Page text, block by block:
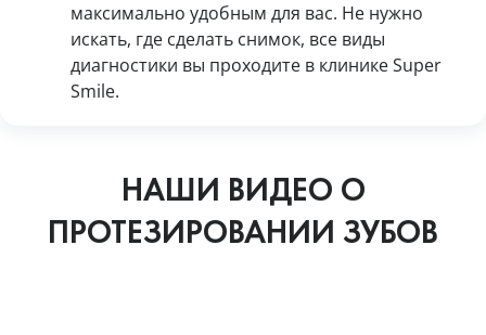
максимально удобным для вас. Не нужно
искать, где сделать снимок, все виды
диагностики вы проходите в клинике Super
Smile.
НАШИ ВИДЕО О
ПРОТЕЗИРОВАНИИ ЗУБОВ